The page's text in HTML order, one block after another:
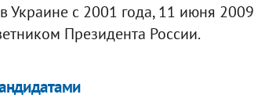
с 2001 года, 11 июня 2009
Президента России.